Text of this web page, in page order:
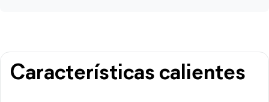
Características calientes